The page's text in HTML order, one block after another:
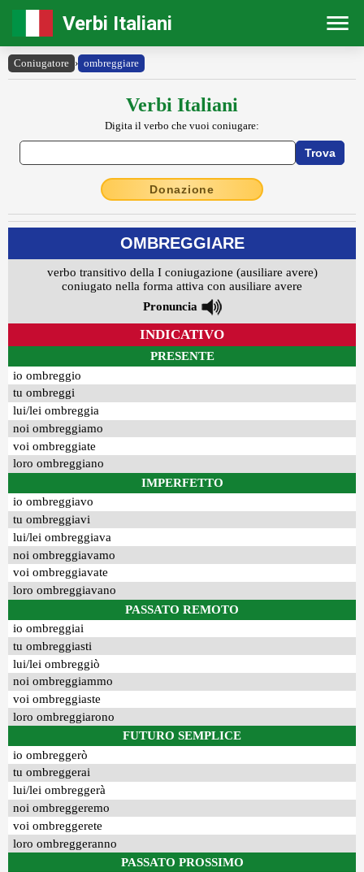
Verbi Italiani
Coniugatore › ombreggiare
Verbi Italiani
Digita il verbo che vuoi coniugare:
Donazione
OMBREGGIARE
verbo transitivo della I coniugazione (ausiliare avere)
coniugato nella forma attiva con ausiliare avere
Pronuncia
INDICATIVO
PRESENTE
io ombreggio
tu ombreggi
lui/lei ombreggia
noi ombreggiamo
voi ombreggiate
loro ombreggiano
IMPERFETTO
io ombreggiavo
tu ombreggiavi
lui/lei ombreggiava
noi ombreggiavamo
voi ombreggiavate
loro ombreggiavano
PASSATO REMOTO
io ombreggiai
tu ombreggiasti
lui/lei ombreggiò
noi ombreggiammo
voi ombreggiaste
loro ombreggiarono
FUTURO SEMPLICE
io ombreggerò
tu ombreggerai
lui/lei ombreggerà
noi ombreggeremo
voi ombreggerete
loro ombreggeranno
PASSATO PROSSIMO